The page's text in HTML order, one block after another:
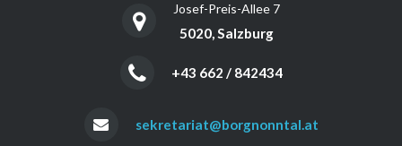
Josef-Preis-Allee 7
5020, Salzburg
+43 662 / 842434
sekretariat@borgnonntal.at